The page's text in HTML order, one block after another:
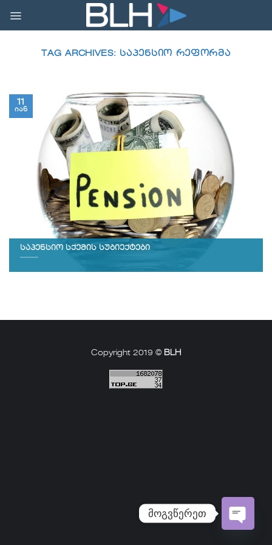
content
TAG ARCHIVES: ᲡᲐᲞᲔᲜᲡᲘᲝ ᲠᲔᲤᲝᲠᲛᲐ
საპენსიო სქემის სუბიექტები
11
იან
Copyright 2019 © BLH
მოგვწერეთ